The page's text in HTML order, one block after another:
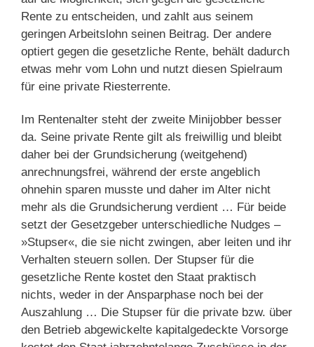
Rente zu entscheiden, und zahlt aus seinem
geringen Arbeitslohn seinen Beitrag. Der andere
optiert gegen die gesetzliche Rente, behält dadurch
etwas mehr vom Lohn und nutzt diesen Spielraum
für eine private Riesterrente.
Im Rentenalter steht der zweite Minijobber besser
da. Seine private Rente gilt als freiwillig und bleibt
daher bei der Grundsicherung (weitgehend)
anrechnungsfrei, während der erste angeblich
ohnehin sparen musste und daher im Alter nicht
mehr als die Grundsicherung verdient … Für beide
setzt der Gesetzgeber unterschiedliche Nudges –
»Stupser«, die sie nicht zwingen, aber leiten und ihr
Verhalten steuern sollen. Der Stupser für die
gesetzliche Rente kostet den Staat praktisch
nichts, weder in der Ansparphase noch bei der
Auszahlung … Die Stupser für die private bzw. über
den Betrieb abgewickelte kapitalgedeckte Vorsorge